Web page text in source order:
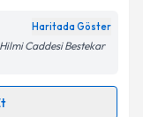
belirtilen
Haritada Göster
Caddesi Bestekar